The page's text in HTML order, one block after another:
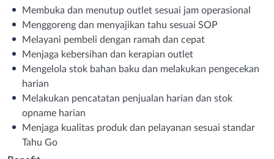
Membuka dan menutup outlet sesuai jam operasional
Menggoreng dan menyajikan tahu sesuai SOP
Melayani pembeli dengan ramah dan cepat
Menjaga kebersihan dan kerapian outlet
Mengelola stok bahan baku dan melakukan pengecekan
harian
Melakukan pencatatan penjualan harian dan stok
opname harian
Menjaga kualitas produk dan pelayanan sesuai standar
Tahu Go